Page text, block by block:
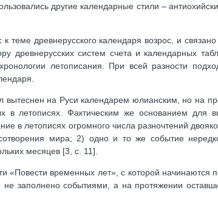
другие календарные стили –
древнерусского календаря возрос, и
древнерусских систем счета и календарных
летописания. При всей разности
вытеснен на Руси календарем юлианским, но на
летописях. Фактическим же основанием для
в летописях огромного числа разночтений
мира; 2) одно и то же событие
месяцев [3, с. 11].
«Повести временных лет», с которой начинаются
заполнено событиями, а на протяжении